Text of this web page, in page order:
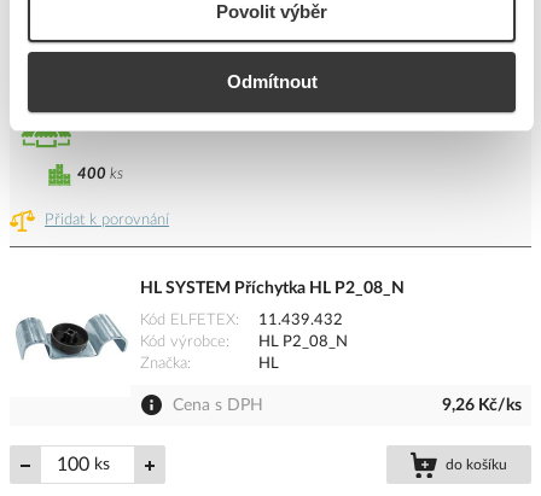
Povolit výběr
Odmítnout
ks do košíku
Přidat k porovnání
400 ks
HL SYSTEM Příchytka HL P2_08_N
Kód ELFETEX
11.439.432
Kód výrobce
HL P2_08_N
Značka
HL
Cena s DPH 9,26 Kč/ks
ks do košíku